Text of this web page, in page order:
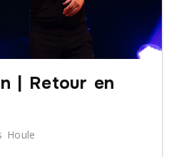
| Retour en
Houle